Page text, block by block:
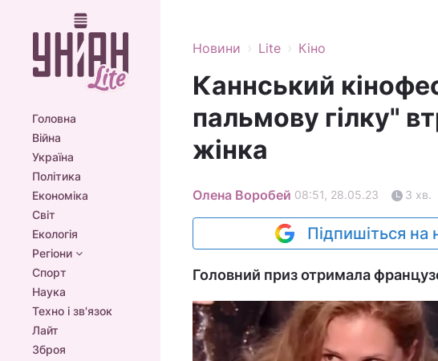
Головна
Війна
Україна
Політика
Економіка
Світ
Екологія
Регіони
Спорт
Наука
Техно і зв'язок
Лайт
Зброя
Новини › Lite › Кіно
Каннський
пальмову гілку"
жінка
Олена Воробей 08:51, 28.05.23 3 хв.
Підпишіться на
Головний приз отримала